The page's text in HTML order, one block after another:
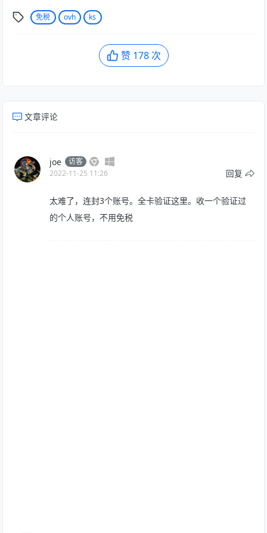
免税 ovh ks
赞 178次
文章评论
joe
访客
2022-11-25 11:26
回复
太难了，连封3个账号。全卡验证这里。收一个验证过
的个人账号，不用免税